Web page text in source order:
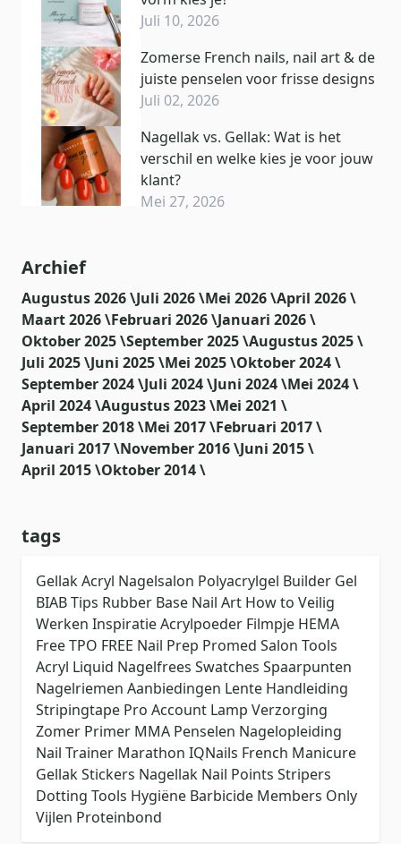
Juli 10, 2026
Zomerse French nails, nail art & de
juiste penselen voor frisse designs
Juli 02, 2026
Nagellak vs. Gellak: Wat is het
verschil en welke kies je voor jouw
klant?
Mei 27, 2026
Archief
Augustus 2026 \Juli 2026 \Mei 2026 \April 2026 \
Maart 2026 \Februari 2026 \Januari 2026 \
Oktober 2025 \September 2025 \Augustus 2025 \
Juli 2025 \Juni 2025 \Mei 2025 \Oktober 2024 \
September 2024 \Juli 2024 \Juni 2024 \Mei 2024 \
April 2024 \Augustus 2023 \Mei 2021 \
September 2018 \Mei 2017 \Februari 2017 \
Januari 2017 \November 2016 \Juni 2015 \
April 2015 \Oktober 2014 \
tags
GellakAcryl Nagelsalon Polyacrylgel Builder Gel
BIABTips Rubber Base Nail Art How to Veilig
Werken InspiratieAcrylpoeder Filmpje HEMA
FreeTPO FREE Nail Prep Promed Salon Tools
Acryl Liquid Nagelfrees Swatches Spaarpunten
Nagelriemen Aanbiedingen Lente Handleiding
Stripingtape Pro Account Lamp Verzorging
Zomer Primer MMA Penselen Nagelopleiding
Nail Trainer Marathon IQNails French Manicure
Gellak Stickers Nagellak Nail Points Stripers
Dotting Tools Hygiëne Barbicide Members Only
Vijlen Proteinbond